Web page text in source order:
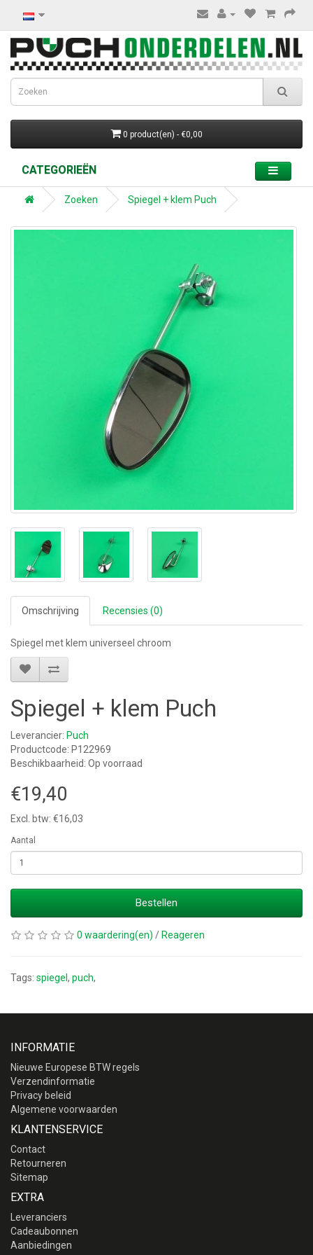
0 product(en) - €0,00
CATEGORIEËN
Zoeken Spiegel + klem Puch
Omschrijving Recensies (0)
Spiegel met klem universeel chroom
Spiegel + klem Puch
Leverancier: Puch
Productcode: P122969
Beschikbaarheid: Op voorraad
€19,40
Excl. btw: €16,03
Aantal
Bestellen
0 waardering(en) / Reageren
Tags: spiegel , puch,
INFORMATIE
Nieuwe Europese BTW regels
Verzendinformatie
Privacy beleid
Algemene voorwaarden
KLANTENSERVICE
Contact
Retourneren
Sitemap
EXTRA
Leveranciers
Cadeaubonnen
Aanbiedingen